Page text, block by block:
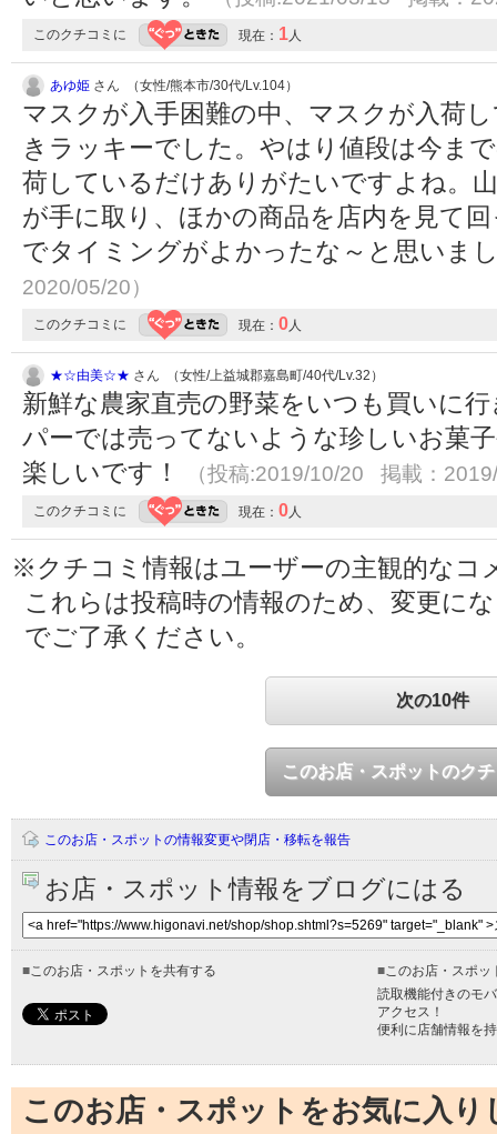
このクチコミに 現在： 1人
あゆ姫 さん （女性/熊本市/30代/Lv.104）
マスクが入手困難の中、マスクが入荷
きラッキーでした。やはり値段は今ま
荷しているだけありがたいですよね。
が手に取り、ほかの商品を店内を見て
でタイミングがよかったな～と思いま
2020/05/20）
このクチコミに 現在： 0人
★☆由美☆★ さん （女性/上益城郡嘉島町/40代/Lv.32）
新鮮な農家直売の野菜をいつも買いに
パーでは売ってないような珍しいお菓
楽しいです！
（投稿:2019/10/20 掲載：
このクチコミに 現在： 0人
※クチコミ情報はユーザーの主観的なコ
これらは投稿時の情報のため、変更に
でご了承ください。
次の10件
このお店・スポットのク
このお店・スポットの情報変更や閉店・移転を報告
お店・スポット情報をブログにはる
■このお店・スポットを共有する ■このお店・スポッ
読取機能付きのモ
アクセス！
便利に店舗情報を
このお店・スポットをお気に入